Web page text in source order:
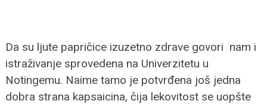
Da su ljute papričice izuzetno zdrave govori nam i
istraživanje sprovedena na Univerzitetu u
Notingemu. Naime tamo je potvrđena još jedna
dobra strana kapsaicina, čija lekovitost se uopšte